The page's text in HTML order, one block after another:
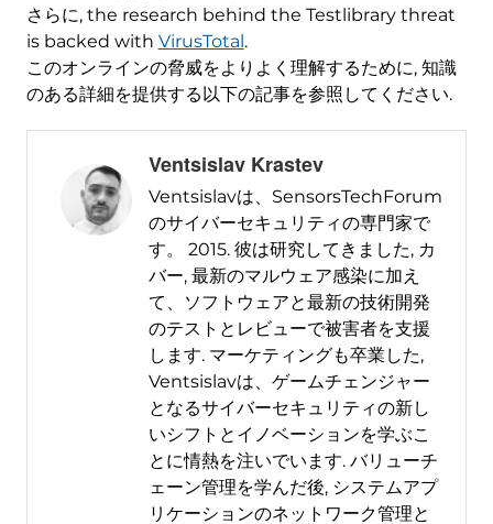
さらに, the research behind the Testlibrary threat
is backed with VirusTotal.
このオンラインの脅威をよりよく理解するために, 知識
のある詳細を提供する以下の記事を参照してください.
Ventsislav Krastev
Ventsislavは、SensorsTechForum
のサイバーセキュリティの専門家で
す。 2015. 彼は研究してきました, カ
バー, 最新のマルウェア感染に加え
て、ソフトウェアと最新の技術開発
のテストとレビューで被害者を支援
します. マーケティングも卒業した,
Ventsislavは、ゲームチェンジャー
となるサイバーセキュリティの新し
いシフトとイノベーションを学ぶこ
とに情熱を注いでいます. バリューチ
ェーン管理を学んだ後, システムアプ
リケーションのネットワーク管理と